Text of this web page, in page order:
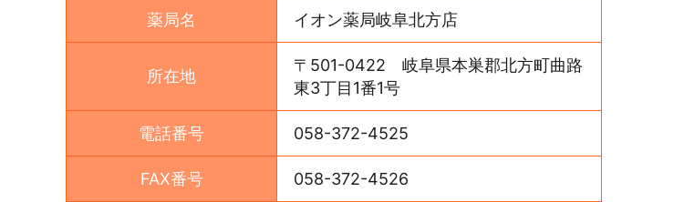
薬局名 イオン薬局岐阜北方店
所在地
〒501-0422 岐阜県本巣郡北方町曲路
東3丁目1番1号
電話番号 058-372-4525
FAX番号 058-372-4526